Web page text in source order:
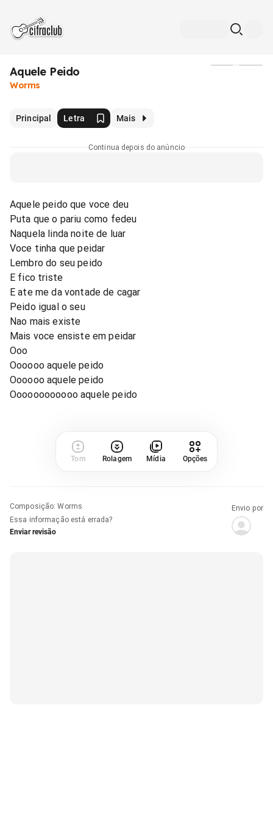
Aquele Peido
Worms
Principal Letra Mais
Continua depois do anúncio
Aquele peido que voce deu
Puta que o pariu como fedeu
Naquela linda noite de luar
Voce tinha que peidar
Lembro do seu peido
E fico triste
E ate me da vontade de cagar
Peido igual o seu
Nao mais existe
Mais voce ensiste em peidar
Ooo
Oooooo aquele peido
Oooooo aquele peido
Oooooooooooo aquele peido
Tom Rolagem Mídia Opções
Composição:Worms
Essa informação está errada?
Enviar revisão
Envio por